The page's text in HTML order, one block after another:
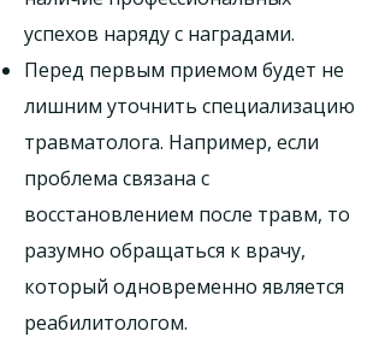
успехов наряду с наградами.
Перед первым приемом будет не
лишним уточнить специализацию
травматолога. Например, если
проблема связана с
восстановлением после травм, то
разумно обращаться к врачу,
который одновременно является
реабилитологом.